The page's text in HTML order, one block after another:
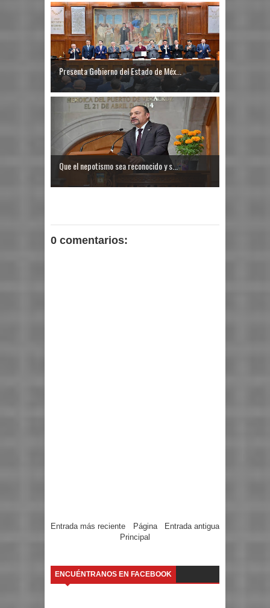
Presenta Gobierno del Estado de Méx...
Que el nepotismo sea reconocido y s...
0 comentarios:
Entrada más reciente Entrada antigua
Página
Principal
ENCUÉNTRANOS EN FACEBOOK